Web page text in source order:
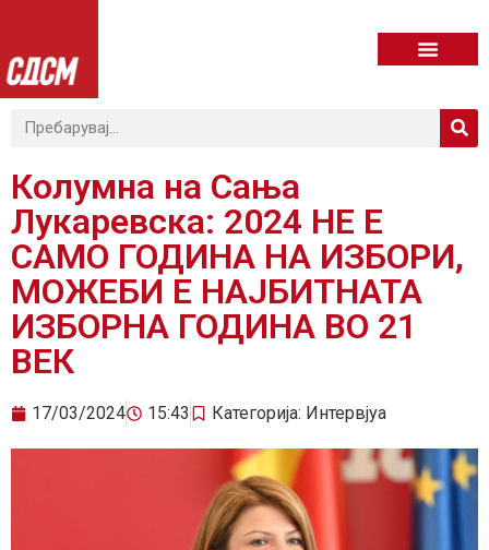
Колумна на Сања
Лукаревска: 2024 НЕ Е
САМО ГОДИНА НА ИЗБОРИ,
МОЖЕБИ Е НАЈБИТНАТА
ИЗБОРНА ГОДИНА ВО 21
ВЕК
17/03/2024 15:43 Категорија: Интервјуа